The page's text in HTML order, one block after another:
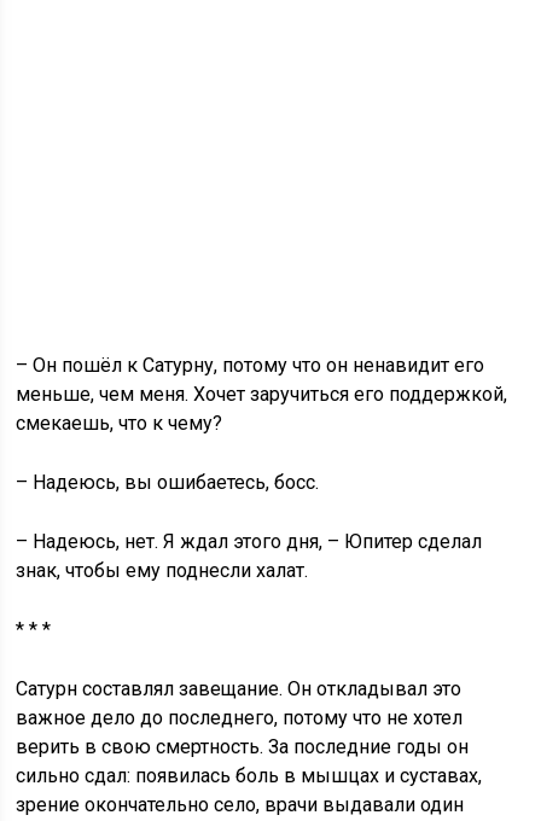
– Он пошёл к Сатурну, потому что он ненавидит его
меньше, чем меня. Хочет заручиться его поддержкой,
смекаешь, что к чему?
– Надеюсь, вы ошибаетесь, босс.
– Надеюсь, нет. Я ждал этого дня, – Юпитер сделал
знак, чтобы ему поднесли халат.
* * *
Сатурн составлял завещание. Он откладывал это
важное дело до последнего, потому что не хотел
верить в свою смертность. За последние годы он
сильно сдал: появилась боль в мышцах и суставах,
зрение окончательно село, врачи выдавали один